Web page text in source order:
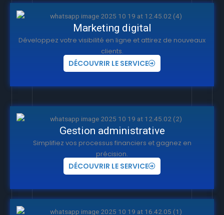
Marketing digital
Développez votre visibilité en ligne et attirez de nouveaux
clients.
DÉCOUVRIR LE SERVICE
Gestion administrative
Simplifiez vos processus financiers et gagnez en
précision.
DÉCOUVRIR LE SERVICE